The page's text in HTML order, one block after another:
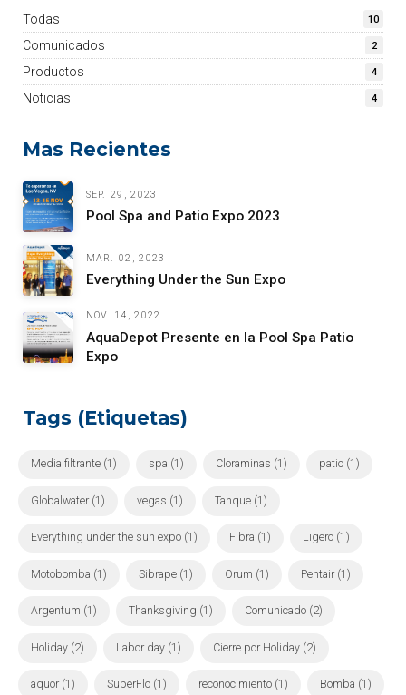
Todas 10
Comunicados 2
Productos 4
Noticias 4
Mas Recientes
SEP. 29, 2023
Pool Spa and Patio Expo 2023
MAR. 02, 2023
Everything Under the Sun Expo
NOV. 14, 2022
AquaDepot Presente en la Pool Spa Patio
Expo
Tags (Etiquetas)
Media filtrante (1) spa (1) Cloraminas (1) patio (1)
Globalwater (1) vegas (1) Tanque (1)
Everything under the sun expo (1) Fibra (1) Ligero (1)
Motobomba (1) Sibrape (1) Orum (1) Pentair (1)
Argentum (1) Thanksgiving (1) Comunicado (2)
Holiday (2) Labor day (1) Cierre por Holiday (2)
aquor (1) SuperFlo (1) reconocimiento (1) Bomba (1)